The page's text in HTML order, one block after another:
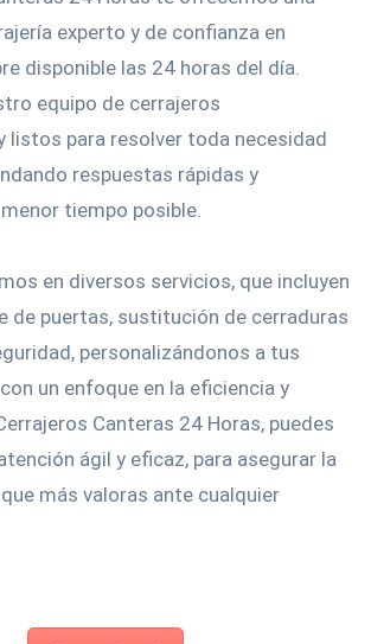
experto y de confianza en
disponible las 24 horas del día.
equipo de cerrajeros
listos para resolver toda necesidad
respuestas rápidas y
tiempo posible.
en diversos servicios, que incluyen
de puertas, sustitución de cerraduras
personalizándonos a tus
un enfoque en la eficiencia y
Canteras 24 Horas, puedes
ágil y eficaz, para asegurar la
más valoras ante cualquier